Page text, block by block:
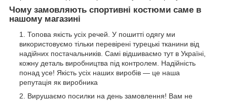
Чому замовляють спортивні костюми саме в
нашому магазині
Топова якість усіх речей. У пошитті одягу ми
використовуємо тільки перевірені турецькі тканини від
надійних постачальників. Самі відшиваємо тут в Україні,
кожну деталь виробництва під контролем. Надійність
понад усе! Якість усіх наших виробів — це наша
репутація як виробника
Вирушаємо посилки на день замовлення! Вам не